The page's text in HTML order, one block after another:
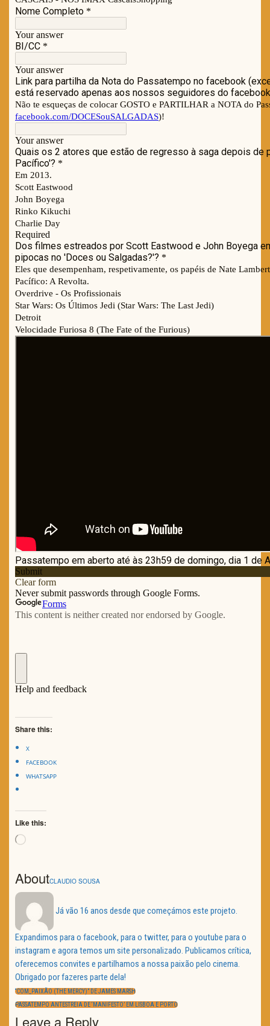
Share this:
X
FACEBOOK
WHATSAPP
Like this:
Loading…
AboutCLAUDIO SOUSA
Já vão 16 anos desde que começámos este projeto.
Expandimos para o facebook, para o twitter, para o youtube para o
instagram e agora temos um site personalizado. Publicamos crítica,
oferecemos convites e partilhamos a nossa paixão pelo cinema.
Obrigado por fazeres parte dela!
Navegação
de
artigos
PREVIOUS
“COM_PAIXÃO (THE MERCY)” DE JAMES MARSH
NEXT
PASSATEMPO ANTESTREIA DE ‘MANIFESTO’ EM LISBOA E PORTO
Leave a Reply